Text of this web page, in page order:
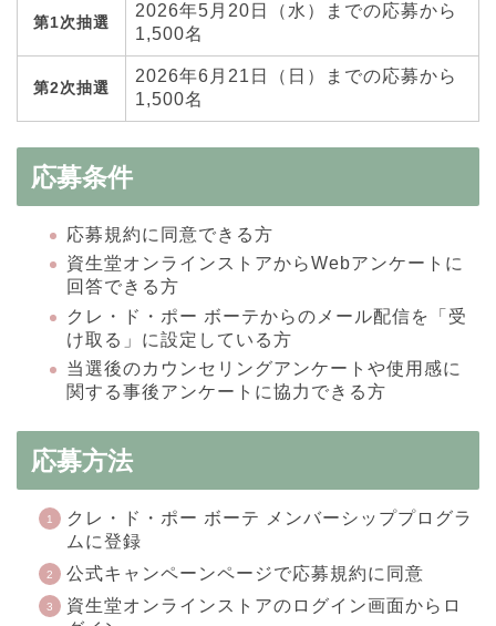
第1次抽選
2026年5月20日（水）までの応募から
1,500名
第2次抽選
2026年6月21日（日）までの応募から
1,500名
応募条件
応募規約に同意できる方
資生堂オンラインストアからWebアンケートに
回答できる方
クレ・ド・ポー ボーテからのメール配信を「受
け取る」に設定している方
当選後のカウンセリングアンケートや使用感に
関する事後アンケートに協力できる方
応募方法
クレ・ド・ポー ボーテ メンバーシッププログラ
ムに登録
公式キャンペーンページで応募規約に同意
資生堂オンラインストアのログイン画面からロ